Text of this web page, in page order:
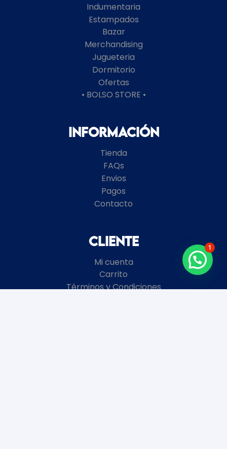
Indumentaria
Estampados
Bazar
Merchandising
Jugueteria
Dormitorio
Ofertas
• BOLSO STORE •
Información
Tienda
FAQs
Envios
Pagos
Contacto
Cliente
Mi cuenta
Carrito
Términos y Condiciones
1